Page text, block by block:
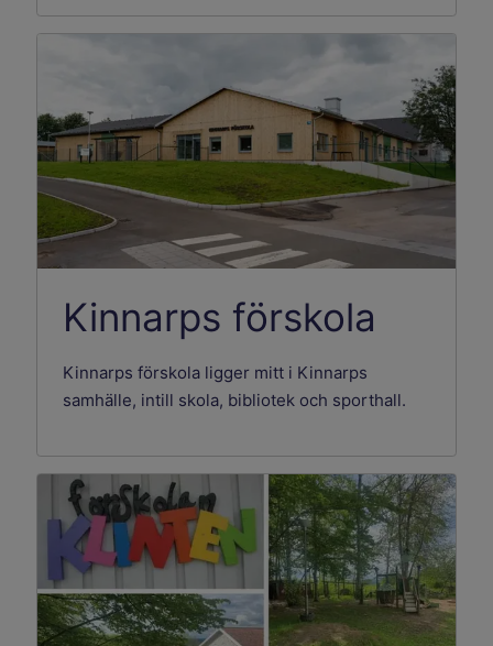
Kinnarps förskola
Kinnarps förskola ligger mitt i Kinnarps
samhälle, intill skola, bibliotek och sporthall.